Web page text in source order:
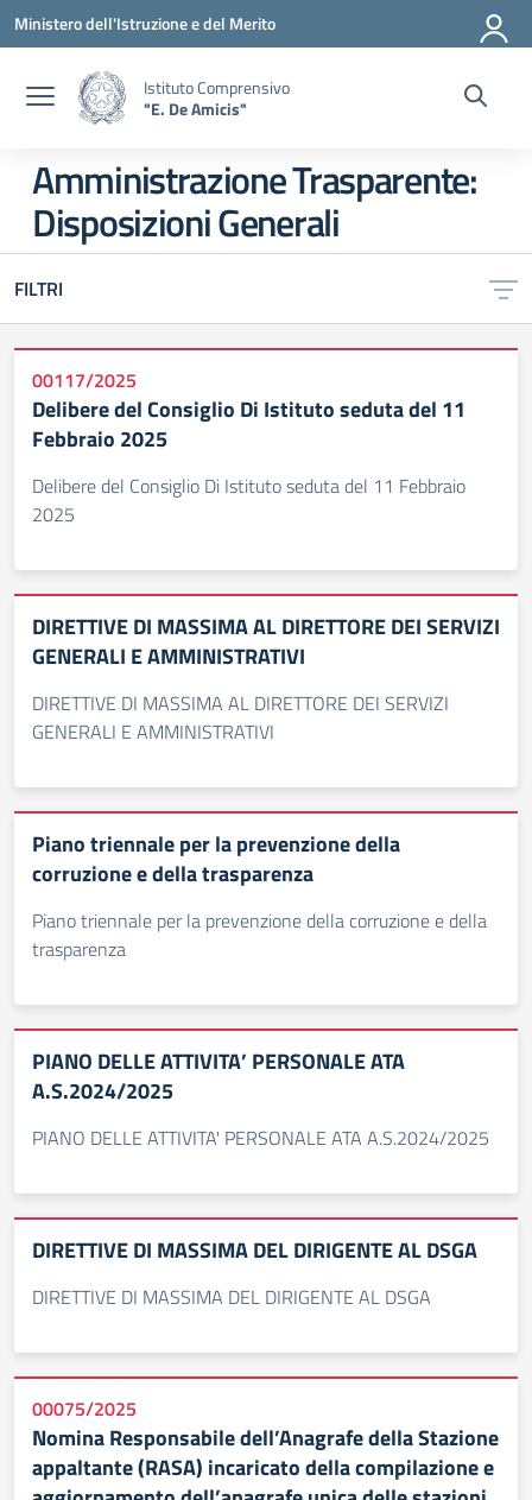
Vai ai contenuti
Vai al menu di navigazione
Vai al footer
Ministero dell'Istruzione e del Merito
Istituto Comprensivo
"E. De Amicis"
Amministrazione Trasparente:
Disposizioni Generali
FILTRI
00117/2025
Delibere del Consiglio Di Istituto seduta del 11
Febbraio 2025
Delibere del Consiglio Di Istituto seduta del 11 Febbraio
2025
DIRETTIVE DI MASSIMA AL DIRETTORE DEI SERVIZI
GENERALI E AMMINISTRATIVI
DIRETTIVE DI MASSIMA AL DIRETTORE DEI SERVIZI
GENERALI E AMMINISTRATIVI
Piano triennale per la prevenzione della
corruzione e della trasparenza
Piano triennale per la prevenzione della corruzione e della
trasparenza
PIANO DELLE ATTIVITA’ PERSONALE ATA
A.S.2024/2025
PIANO DELLE ATTIVITA' PERSONALE ATA A.S.2024/2025
DIRETTIVE DI MASSIMA DEL DIRIGENTE AL DSGA
DIRETTIVE DI MASSIMA DEL DIRIGENTE AL DSGA
00075/2025
Nomina Responsabile dell’Anagrafe della Stazione
appaltante (RASA) incaricato della compilazione e